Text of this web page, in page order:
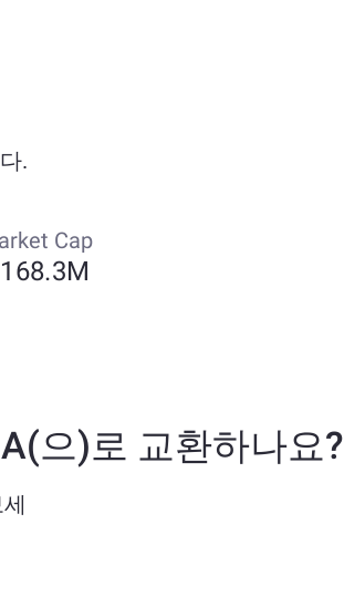
.
Cap
으)로 교환하나요?